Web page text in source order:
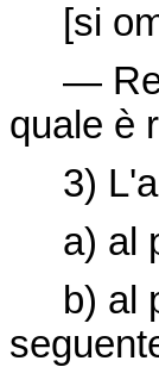
[si
—
quale è
3)
a) al
b) al